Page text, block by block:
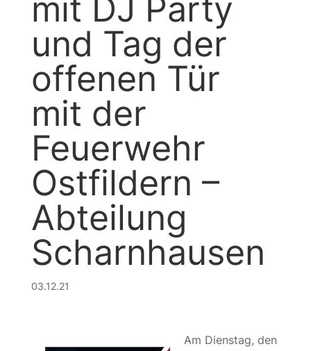
mit DJ Party
und Tag der
offenen Tür
mit der
Feuerwehr
Ostfildern –
Abteilung
Scharnhausen
03.12.21
Am Dienstag, den